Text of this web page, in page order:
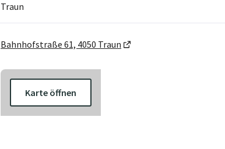
Traun
Bahnhofstraße 61, 4050 Traun
Karte öffnen